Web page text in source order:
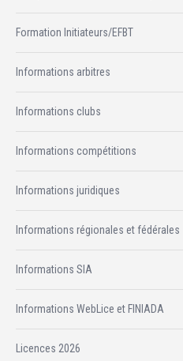
Formation Initiateurs/EFBT
Informations arbitres
Informations clubs
Informations compétitions
Informations juridiques
Informations régionales et fédérales
Informations SIA
Informations WebLice et FINIADA
Licences 2026